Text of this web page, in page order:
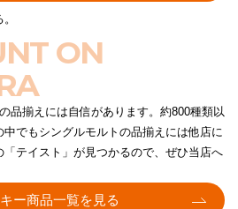
ON
品揃えには自信があります。約800種類以
でもシングルモルトの品揃えには他店に
テイスト」が見つかるので、ぜひ当店へ
ー商品一覧を見る